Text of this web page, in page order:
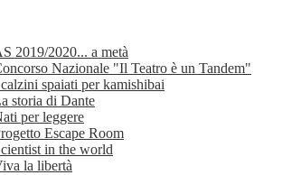
2019/2020... a metà
Nazionale "Il Teatro è un Tandem"
spaiati per kamishibai
storia di Dante
per leggere
Escape Room
in the world
la libertà